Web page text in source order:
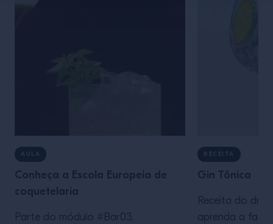
AULA
Conheça a Escola Europeia de
coquetelaria
Parte do módulo #Bar03.
RECEITA
Gin Tônica
Receita do
aprenda a fazer